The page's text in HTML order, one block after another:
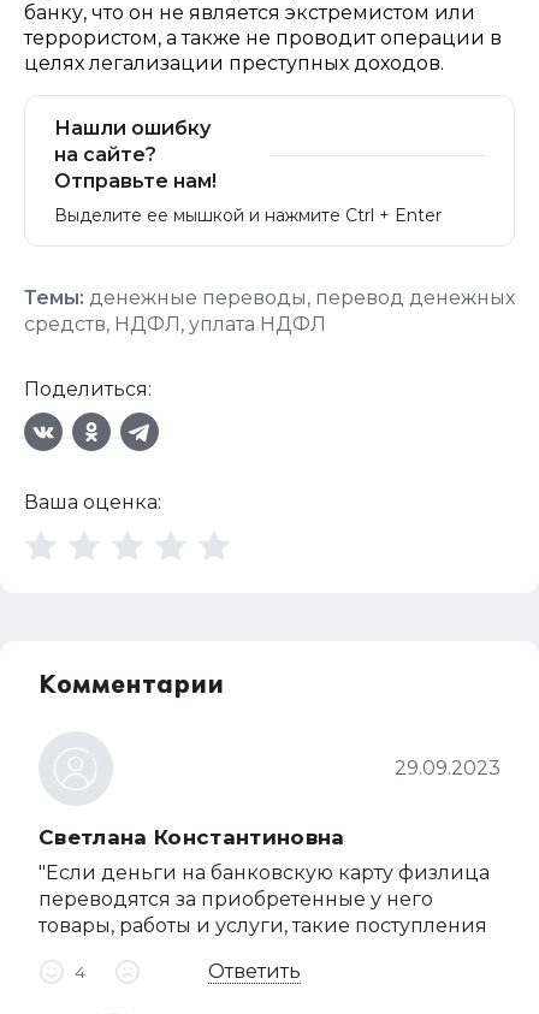
банку, что он не является экстремистом или
террористом, а также не проводит операции в
целях легализации преступных доходов.
Нашли ошибку
на сайте?
Отправьте нам!
Выделите ее мышкой и нажмите Ctrl + Enter
Темы: денежные переводы, перевод денежных
средств, НДФЛ, уплата НДФЛ
Поделиться:
Ваша оценка:
Комментарии
Светлана Константиновна
29.09.2023
"Если деньги на банковскую карту физлица
переводятся за приобретенные у него
товары, работы и услуги, такие поступления
4 Ответить